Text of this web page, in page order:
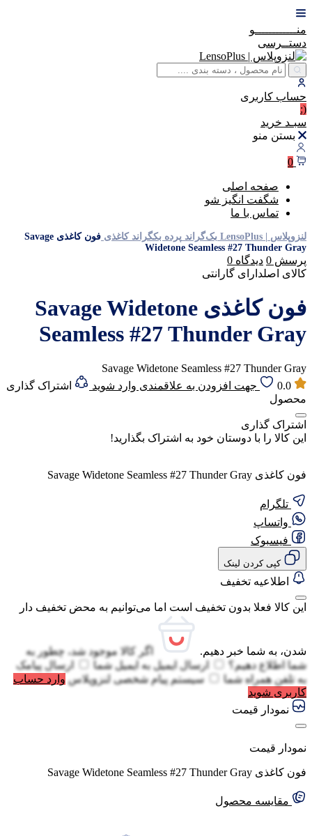
منــــــــــــو
دستــرسی
حساب کاربری
(:
سبـد خرید
بستن منو
0
صفحه اصلی
شگفت انگیز شو
تماس با ما
لنزوپلاس | LensoPlus بک‌گراند پرده بکگراند کاغذی
فون کاغذی Savage
Widetone Seamless #27 Thunder Gray
پرسش 0 دیدگاه 0
کالای اصلدارای گارانتی
فون کاغذی Savage Widetone
Seamless #27 Thunder Gray
Savage Widetone Seamless #27 Thunder Gray
0.0
جهت افزودن به علاقمندی وارد شوید
اشتراک گذاری
محصول
اشتراک گذاری
این کالا را با دوستان خود به اشتراک بگذارید!
فون کاغذی Savage Widetone Seamless #27 Thunder Gray
تلگرام
واتساپ
فیسبوک
کپی کردن لینک
اطلاعیه تخفیف
این کالا فعلا بدون تخفیف است اما می‌توانیم به محض تخفیف دار
شدن، به شما خبر دهیم.
اگر کالا موجود شد، چطور به
شما اطلاع دهیم؟
ارسال ایمیل به ایمیل شما
ارسال پیامک
به تلفن همراه شما سیستم پیام شخصی لنزوپلاس وارد حساب
کاربری شوید
نمودار قیمت
نمودار قیمت
فون کاغذی Savage Widetone Seamless #27 Thunder Gray
مقایسه محصول